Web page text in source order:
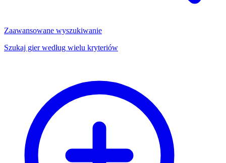
Zaawansowane wyszukiwanie
Szukaj gier według wielu kryteriów